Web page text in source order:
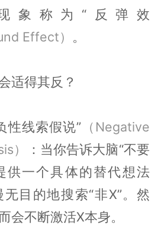
象称为“反弹效
Effect） 。
适得其反？
性线索假说” （Negative
）
：当你告诉大脑“不要
供一个具体的替代想法
目的地搜索“非X”。然
会不断激活X本身。